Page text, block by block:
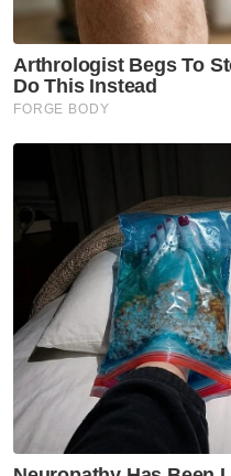
bersalah di
melakukan amang
anak perempuan
berumur 14 tahun